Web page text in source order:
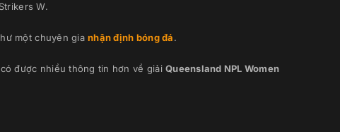
W.
một chuyên gia nhận định bóng đá.
được nhiều thông tin hơn về giảiQueensland NPL Women